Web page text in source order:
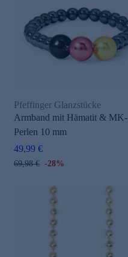
Pfeffinger Glanzstücke
Armband mit Hämatit & MK-
Perlen 10 mm
49,99 €
69,98 € -28%